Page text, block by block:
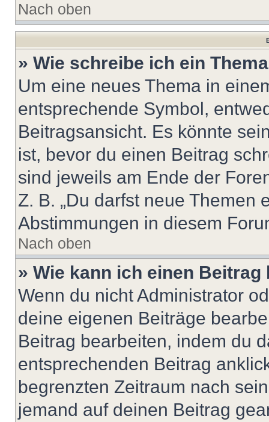
Nach oben
» Wie schreibe ich ein
Um eine neues Thema in
entsprechende Symbol,
Beitragsansicht. Es könnte
ist, bevor du einen Beitrag
sind jeweils am Ende der
Z. B. „Du darfst neue Themen
Abstimmungen in diesem
Nach oben
» Wie kann ich einen
Wenn du nicht Administrator
deine eigenen Beiträge
Beitrag bearbeiten, indem du
entsprechenden Beitrag
begrenzten Zeitraum nach
jemand auf deinen Beitrag